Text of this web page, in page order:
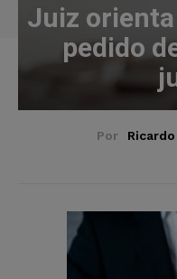
Juiz
pedido
Por